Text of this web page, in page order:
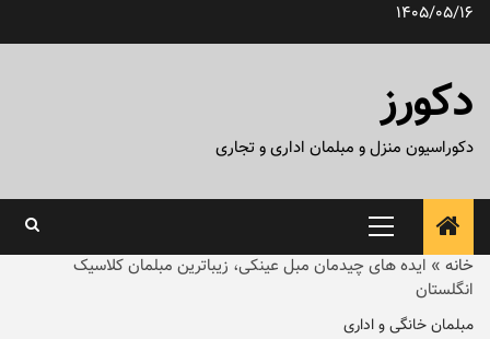
پرش1405/05/16
دکورز
دکوراسیون منزل و مبلمان اداری و تجاری
منوی
اصلی
خانه » ایده های چیدمان مبل عینکی، زیباترین مبلمان کلاسیک
انگلستان
مبلمان خانگی و اداری